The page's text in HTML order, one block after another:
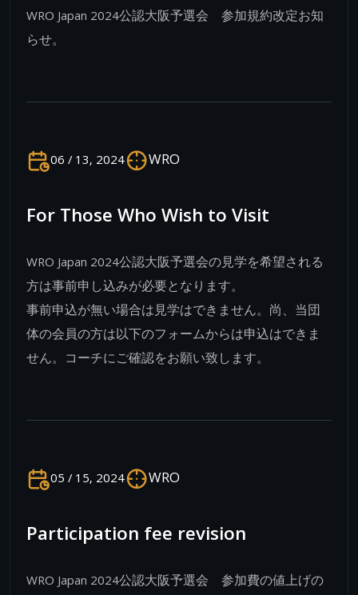
WRO Japan 2024公認大阪予選会 参加規約改定お知
らせ。
06 / 13, 2024 WRO
For Those Who Wish to Visit
WRO Japan 2024公認大阪予選会の見学を希望される
方は事前申し込みが必要となります。
事前申込が無い場合は見学はできません。尚、当団
体の会員の方は以下のフォームからは申込はできま
せん。コーチにご確認をお願い致します。
05 / 15, 2024 WRO
Participation fee revision
WRO Japan 2024公認大阪予選会 参加費の値上げの